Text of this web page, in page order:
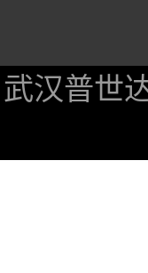
武汉普世